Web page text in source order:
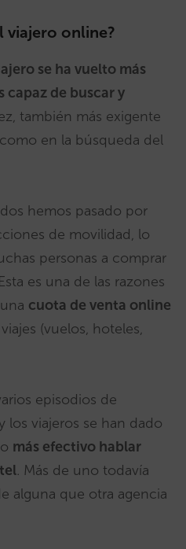
viajero online?
se ha vuelto más
capaz de buscar y
también más exigente
en la búsqueda del
hemos pasado por
de movilidad, lo
personas a comprar
es una de las razones
cuota de venta online
(vuelos, hoteles,
episodios de
los viajeros se han dado
más efectivo hablar
. Más de uno todavía
alguna que otra agencia